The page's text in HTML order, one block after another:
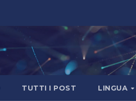
TUTTI I POST LINGUA